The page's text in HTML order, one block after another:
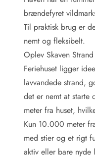
Gratis WiFi i ferieområdet
We love people!
Fritidsaktiviteter
Esmark VIP partnerfordele
Esmark KidsVIP
LEGOLAND® rabat
Ferie med børn
Ferie med hund
Ferie ved stranden
Naturoplevelser
Rav - find det selv langs
brændefyret
Til praktisk brug er
nemt og fleksibelt.
Oplev Skaven
Feriehuset ligger
lavvandede strand,
det er nemt at starte
meter fra huset,
Kun 10.000 meter
med stier og et rigt
aktiv eller bare nyde